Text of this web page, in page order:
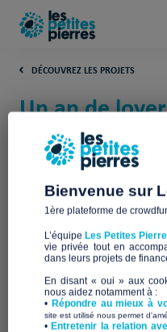
DÉCOUVREZ LES PROJETS
Un an de
Bagagerie
(Bouches-du-
Esp'errance
Bienvenue sur
1ère plateforme de
L’équipe Les Petites
vie privée tout en
dans leurs projets de
En disant « oui » aux
nous aidez notamment à :
• Répondre au mieux à
site est utilisé nous permet
•Entretenir la relation